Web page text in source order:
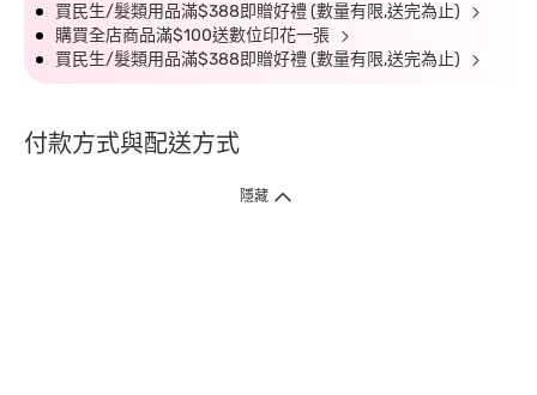
買民生/髮類用品滿$388即贈好禮 (數量有限,送完為止)
購買全店商品滿$100送數位印花一張
買民生/髮類用品滿$388即贈好禮 (數量有限,送完為止)
付款方式與配送方式
隱藏